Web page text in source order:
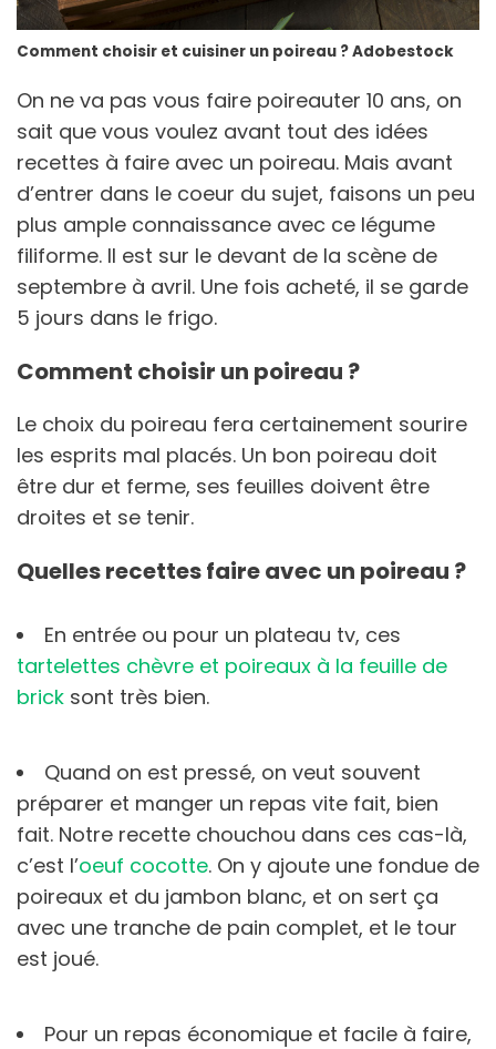
Comment choisir et cuisiner un poireau ? Adobestock
On ne va pas vous faire poireauter 10 ans, on
sait que vous voulez avant tout des idées
recettes à faire avec un poireau. Mais avant
d’entrer dans le coeur du sujet, faisons un peu
plus ample connaissance avec ce légume
filiforme. Il est sur le devant de la scène de
septembre à avril. Une fois acheté, il se garde
5 jours dans le frigo.
Comment choisir un poireau ?
Le choix du poireau fera certainement sourire
les esprits mal placés. Un bon poireau doit
être dur et ferme, ses feuilles doivent être
droites et se tenir.
Quelles recettes faire avec un poireau ?
En entrée ou pour un plateau tv, ces
tartelettes chèvre et poireaux à la feuille de
brick sont très bien.
Quand on est pressé, on veut souvent
préparer et manger un repas vite fait, bien
fait. Notre recette chouchou dans ces cas-là,
c’est l’oeuf cocotte. On y ajoute une fondue de
poireaux et du jambon blanc, et on sert ça
avec une tranche de pain complet, et le tour
est joué.
Pour un repas économique et facile à faire,